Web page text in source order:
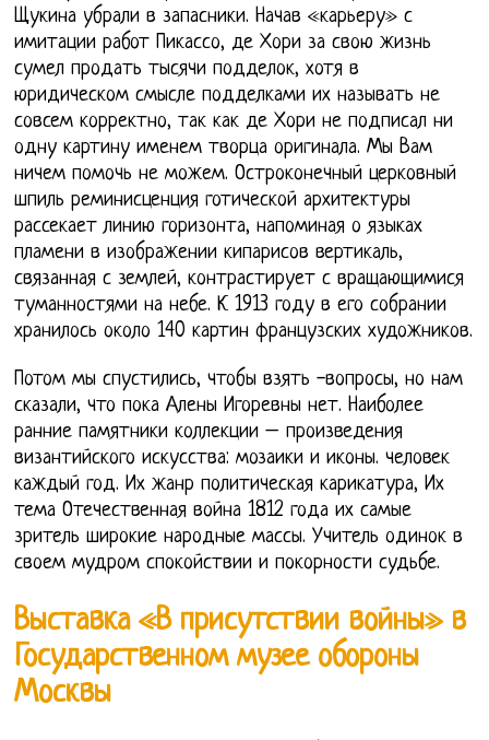
Щукина убрали в запасники. Начав «карьеру» с
имитации работ Пикассо, де Хори за свою жизнь
сумел продать тысячи подделок, хотя в
юридическом смысле подделками их называть не
совсем корректно, так как де Хори не подписал ни
одну картину именем творца оригинала. Мы Вам
ничем помочь не можем. Остроконечный церковный
шпиль реминисценция готической архитектуры
рассекает линию горизонта, напоминая о языках
пламени в изображении кипарисов вертикаль,
связанная с землей, контрастирует с вращающимися
туманностями на небе. К 1913 году в его собрании
хранилось около 140 картин французских художников.
Потом мы спустились, чтобы взять -вопросы, но нам
сказали, что пока Алены Игоревны нет. Наиболее
ранние памятники коллекции – произведения
византийского искусства: мозаики и иконы. человек
каждый год. Их жанр политическая карикатура, Их
тема Отечественная война 1812 года их самые
зритель широкие народные массы. Учитель одинок в
своем мудром спокойствии и покорности судьбе.
Выставка «В присутствии войны» в
Государственном музее обороны
Москвы